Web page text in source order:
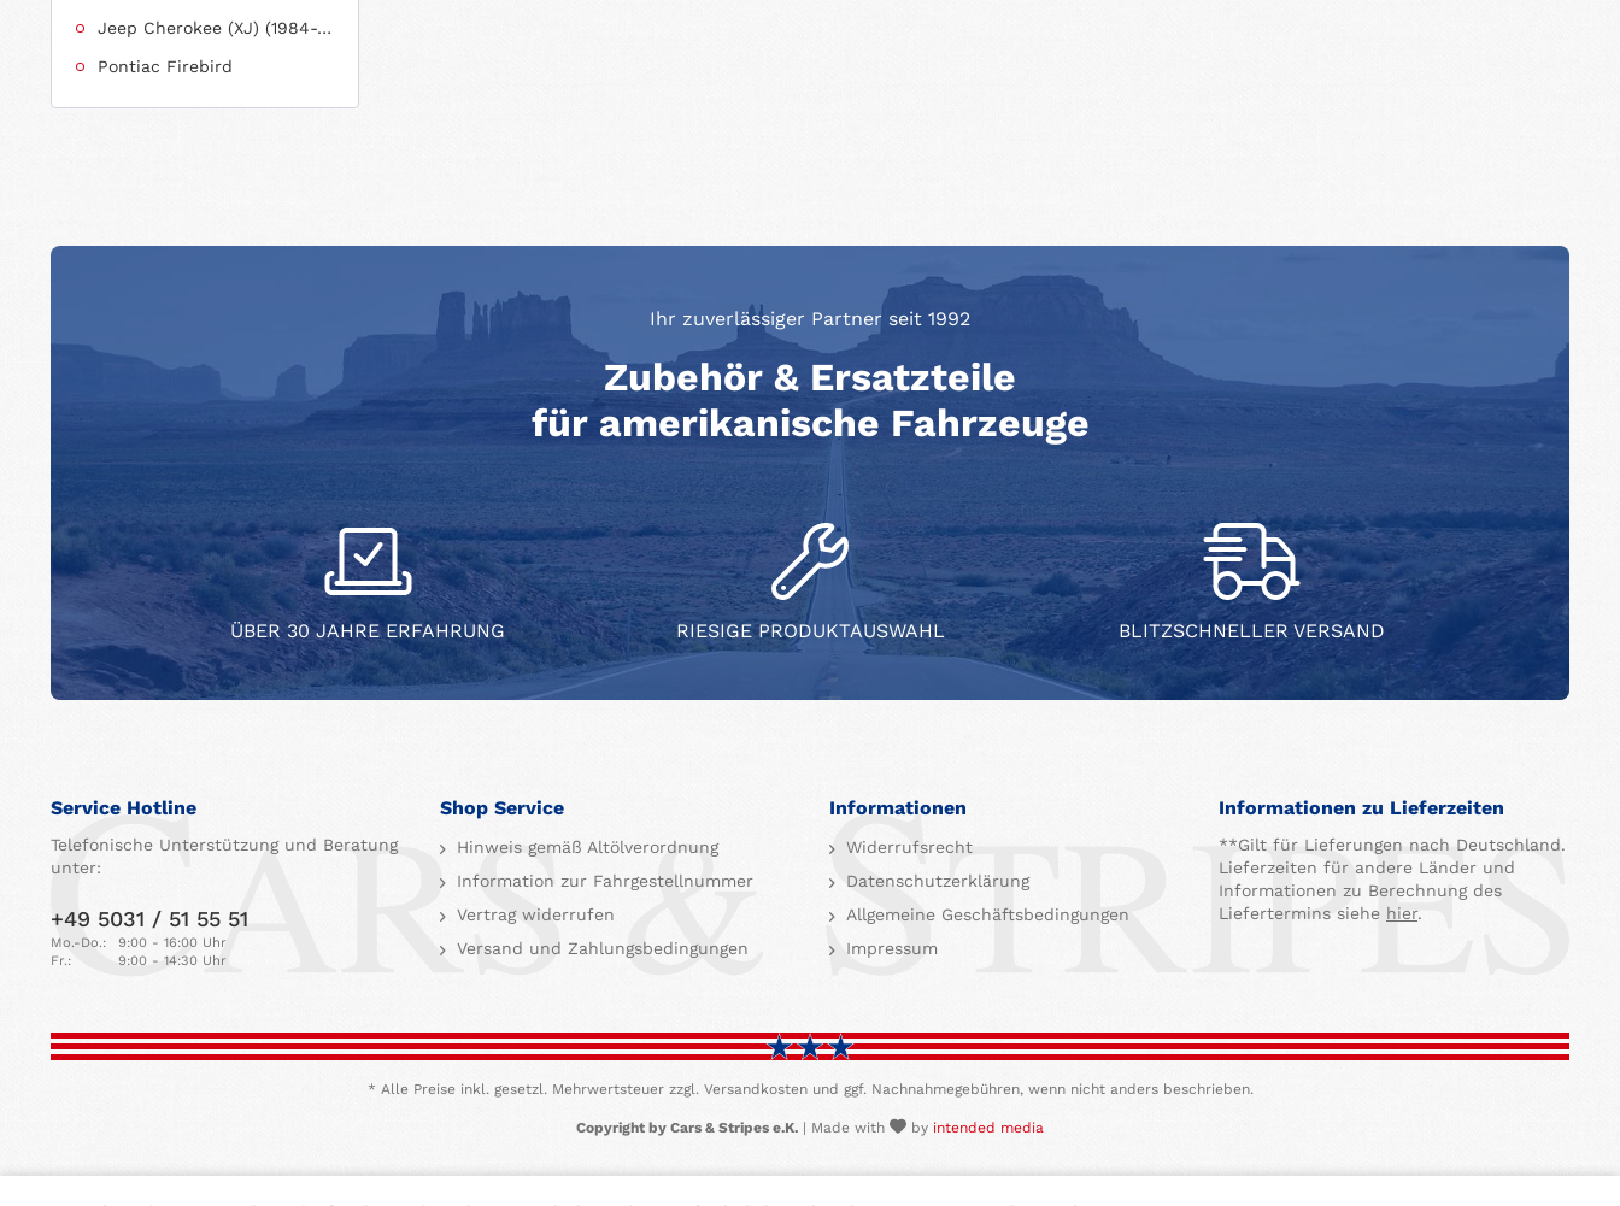
Jeep Cherokee (XJ) (1984-2001)
Pontiac Firebird
Ihr zuverlässiger Partner seit 1992
Zubehör & Ersatzteile
für amerikanische Fahrzeuge
ÜBER 30 JAHRE ERFAHRUNG RIESIGE PRODUKTAUSWAHL BLITZSCHNELLER VERSAND
Service Hotline
Telefonische Unterstützung und Beratung
unter:
+49 5031 / 51 55 51
Mo.-Do.:
9:00 - 16:00 Uhr
Fr.:
9:00 - 14:30 Uhr
Shop Service
Hinweis gemäß Altölverordnung
Information zur Fahrgestellnummer
Vertrag widerrufen
Versand und Zahlungsbedingungen
Informationen
Widerrufsrecht
Datenschutzerklärung
Allgemeine Geschäftsbedingungen
Impressum
Informationen zu Lieferzeiten
**Gilt für Lieferungen nach Deutschland.
Lieferzeiten für andere Länder und
Informationen zu Berechnung des
Liefertermins siehe hier.
* Alle Preise inkl. gesetzl. Mehrwertsteuer zzgl. Versandkosten und ggf. Nachnahmegebühren, wenn nicht anders beschrieben.
Copyright by Cars & Stripes e.K. | Made with by intended media